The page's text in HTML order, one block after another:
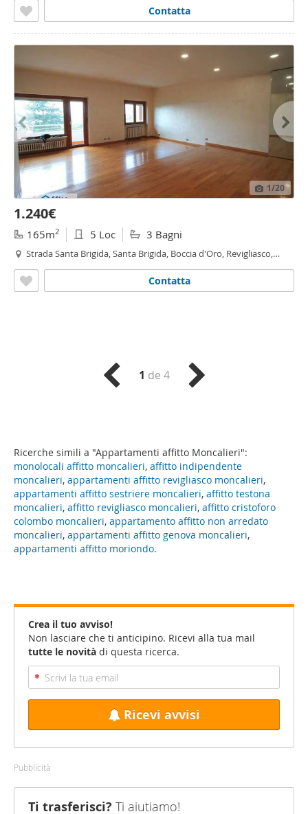
Ricerche simili a "Appartamenti affitto Moncalieri":
monolocali affitto moncalieri, affitto indipendente
moncalieri, appartamenti affitto revigliasco moncalieri,
appartamenti affitto sestriere moncalieri, affitto testona
moncalieri, affitto revigliasco moncalieri, affitto cristoforo
colombo moncalieri, appartamento affitto non arredato
moncalieri, appartamenti affitto genova moncalieri,
appartamenti affitto moriondo.
Contatta
1/20
1.240€
165m2 5 Loc 3 Bagni
Strada Santa Brigida, Santa Brigida, Boccia d'Oro, Revigliasco,
Contatta
1 de 4
Crea il tuo avviso!
Non lasciare che ti anticipino. Ricevi alla tua mail
tutte le novità di questa ricerca.
Ricevi avvisi
Pubblicità
Ti trasferisci? Ti aiutiamo!